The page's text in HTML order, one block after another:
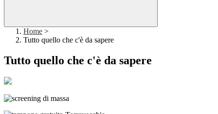
Home >
Tutto quello che c'è da sapere
Tutto quello che c'è da sapere